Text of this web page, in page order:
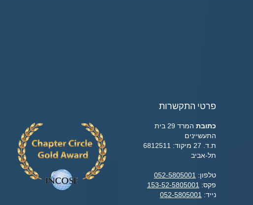
פרטי התקשרות
כתובת
המרד 29 בית
התעשיינים
ת.ד. 27 מיקוד: 6812511
תל-אביב
טלפון: 052-5805001
פקס: 153-52-5805001
נייד: 052-5805001